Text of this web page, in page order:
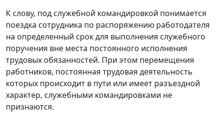
К слову, под служебной командировкой понимается
поездка сотрудника по распоряжению работодателя
на определенный срок для выполнения служебного
поручения вне места постоянного исполнения
трудовых обязанностей. При этом перемещения
работников, постоянная трудовая деятельность
которых происходит в пути или имеет разъездной
характер, служебными командировками не
признаются.